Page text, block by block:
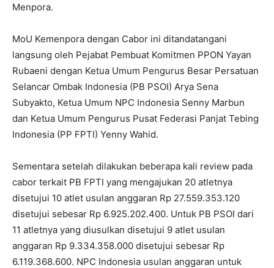
Menpora.
MoU Kemenpora dengan Cabor ini ditandatangani
langsung oleh Pejabat Pembuat Komitmen PPON Yayan
Rubaeni dengan Ketua Umum Pengurus Besar Persatuan
Selancar Ombak Indonesia (PB PSOI) Arya Sena
Subyakto, Ketua Umum NPC Indonesia Senny Marbun
dan Ketua Umum Pengurus Pusat Federasi Panjat Tebing
Indonesia (PP FPTI) Yenny Wahid.
Sementara setelah dilakukan beberapa kali review pada
cabor terkait PB FPTI yang mengajukan 20 atletnya
disetujui 10 atlet usulan anggaran Rp 27.559.353.120
disetujui sebesar Rp 6.925.202.400. Untuk PB PSOI dari
11 atletnya yang diusulkan disetujui 9 atlet usulan
anggaran Rp 9.334.358.000 disetujui sebesar Rp
6.119.368.600. NPC Indonesia usulan anggaran untuk